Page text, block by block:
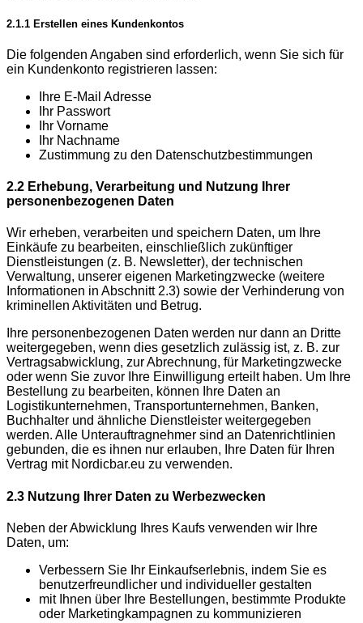
2.1.1 Erstellen eines Kundenkontos
Die folgenden Angaben sind erforderlich, wenn Sie sich für
ein Kundenkonto registrieren lassen:
Ihre E-Mail Adresse
Ihr Passwort
Ihr Vorname
Ihr Nachname
Zustimmung zu den Datenschutzbestimmungen
2.2 Erhebung, Verarbeitung und Nutzung Ihrer
personenbezogenen Daten
Wir erheben, verarbeiten und speichern Daten, um Ihre
Einkäufe zu bearbeiten, einschließlich zukünftiger
Dienstleistungen (z. B. Newsletter), der technischen
Verwaltung, unserer eigenen Marketingzwecke (weitere
Informationen in Abschnitt 2.3) sowie der Verhinderung von
kriminellen Aktivitäten und Betrug.
Ihre personenbezogenen Daten werden nur dann an Dritte
weitergegeben, wenn dies gesetzlich zulässig ist, z. B. zur
Vertragsabwicklung, zur Abrechnung, für Marketingzwecke
oder wenn Sie zuvor Ihre Einwilligung erteilt haben. Um Ihre
Bestellung zu bearbeiten, können Ihre Daten an
Logistikunternehmen, Transportunternehmen, Banken,
Buchhalter und ähnliche Dienstleister weitergegeben
werden. Alle Unterauftragnehmer sind an Datenrichtlinien
gebunden, die es ihnen nur erlauben, Ihre Daten für Ihren
Vertrag mit Nordicbar.eu zu verwenden.
2.3 Nutzung Ihrer Daten zu Werbezwecken
Neben der Abwicklung Ihres Kaufs verwenden wir Ihre
Daten, um:
Verbessern Sie Ihr Einkaufserlebnis, indem Sie es
benutzerfreundlicher und individueller gestalten
mit Ihnen über Ihre Bestellungen, bestimmte Produkte
oder Marketingkampagnen zu kommunizieren